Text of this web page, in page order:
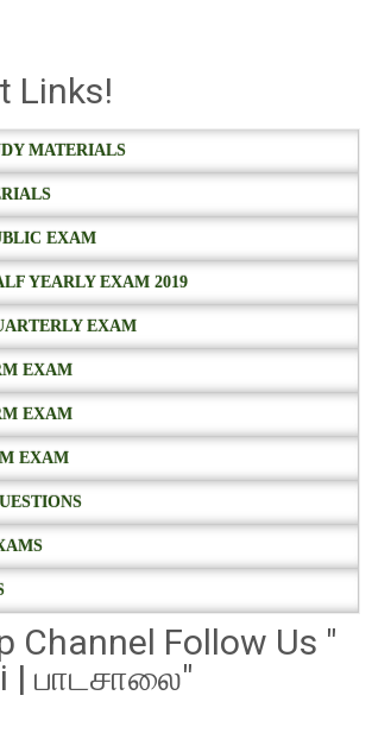
Links!
MATERIALS
EXAM
YEARLY EXAM 2019
EXAM
EXAM
EXAM
EXAM
Channel Follow Us "
| பாடசாலை"